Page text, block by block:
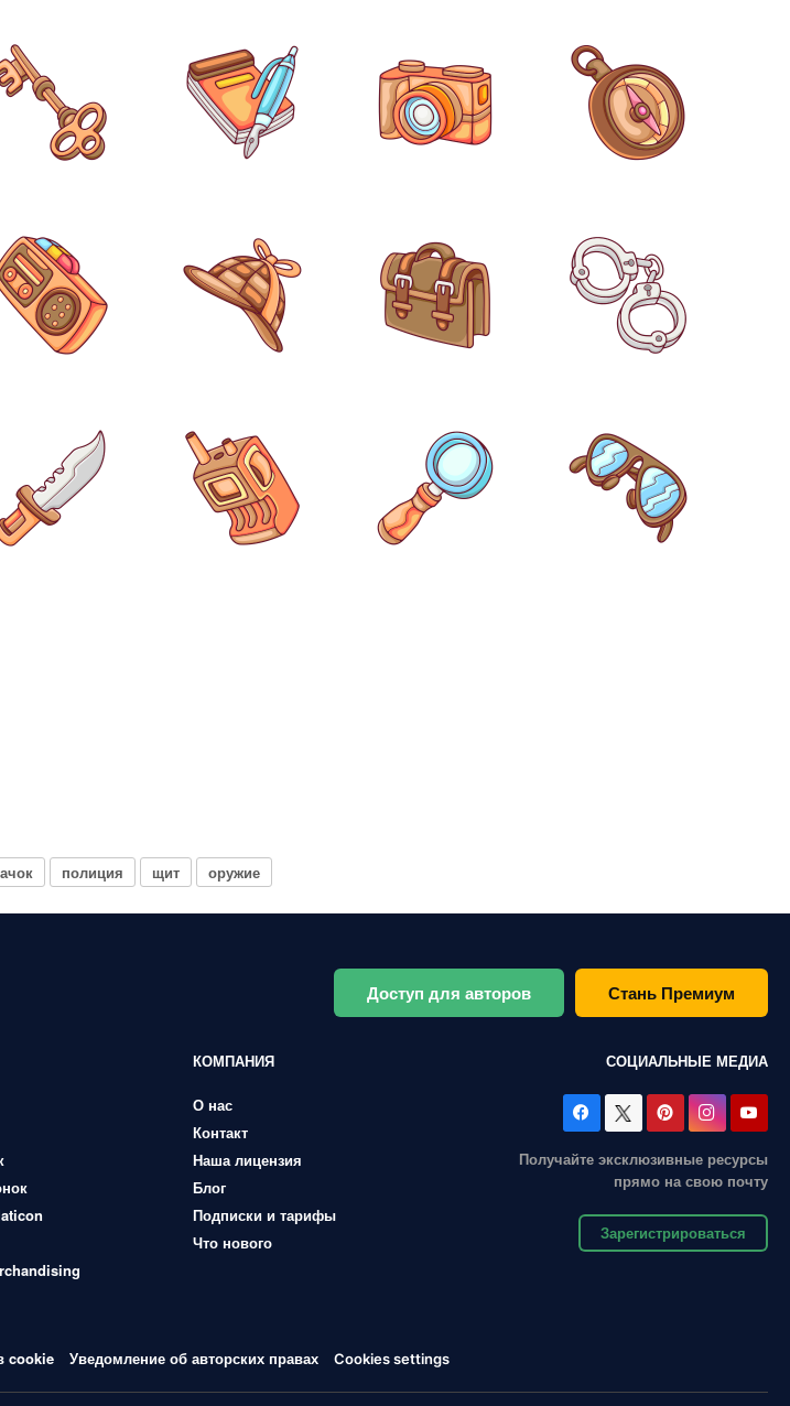
полиция щит оружие
Доступ для авторов Стань Премиум
КОМПАНИЯ
О нас
Контакт
Наша лицензия
Блог
Подписки и тарифы
Что нового
СОЦИАЛЬНЫЕ МЕДИА
Получайте эксклюзивные ресурсы
прямо на свою почту
Зарегистрироваться
cookie Уведомление об авторских правах Cookies settings